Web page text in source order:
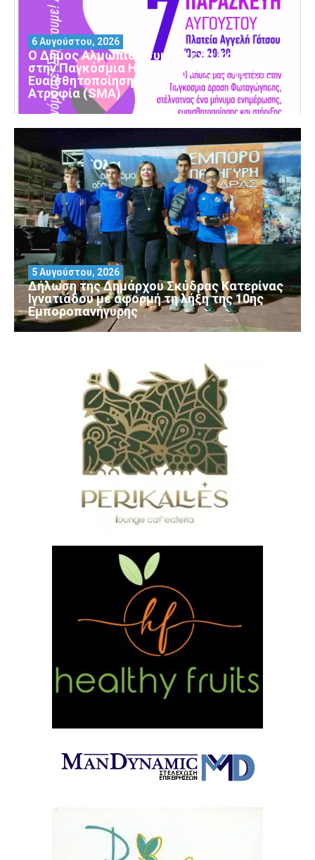
Ο Δήμος Αλμωπίας συμμετέχει και φέτος
στην Παγκόσμια Ημέρα Ενημέρωσης και
Ευαισθητοποίησης για τη Νωτιαία Μυϊκή
Ατροφία (SMA)
6 Αυγούστου, 2026
Δήλωση της Δημάρχου Σκύδρας Κατερίνας
Ιγνατιάδου με αφορμή τη λήξη της 10ης
Εμποροπανήγυρης
5 Αυγούστου, 2026